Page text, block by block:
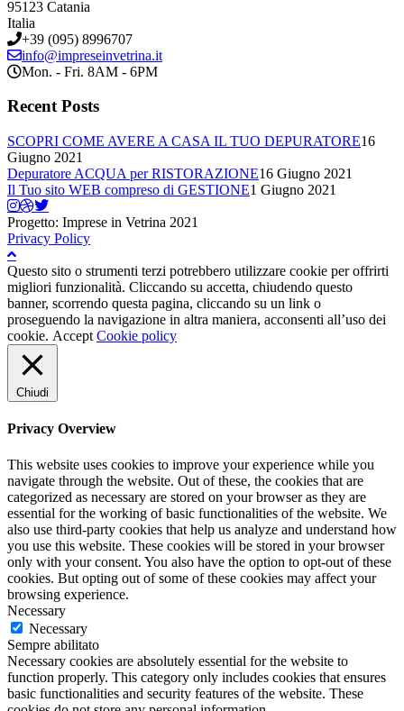
95123 Catania
Italia
+39 (095) 8996707
info@impreseinvetrina.it
Mon. - Fri. 8AM - 6PM
Recent Posts
SCOPRI COME AVERE A CASA IL TUO DEPURATORE16
Giugno 2021
Depuratore ACQUA per RISTORAZIONE16 Giugno 2021
Il Tuo sito WEB compreso di GESTIONE1 Giugno 2021
Progetto: Imprese in Vetrina 2021
Privacy Policy
Questo sito o strumenti terzi potrebbero utilizzare cookie per offrirti
migliori funzionalità. Cliccando su accetta, chiudendo questo
banner, scorrendo questa pagina, cliccando su un link o
proseguendo la navigazione in altra maniera, acconsenti all’uso dei
cookie. Accept Cookie policy
Chiudi
Privacy Overview
This website uses cookies to improve your experience while you
navigate through the website. Out of these, the cookies that are
categorized as necessary are stored on your browser as they are
essential for the working of basic functionalities of the website. We
also use third-party cookies that help us analyze and understand how
you use this website. These cookies will be stored in your browser
only with your consent. You also have the option to opt-out of these
cookies. But opting out of some of these cookies may affect your
browsing experience.
Necessary
Necessary
Sempre abilitato
Necessary cookies are absolutely essential for the website to
function properly. This category only includes cookies that ensures
basic functionalities and security features of the website. These